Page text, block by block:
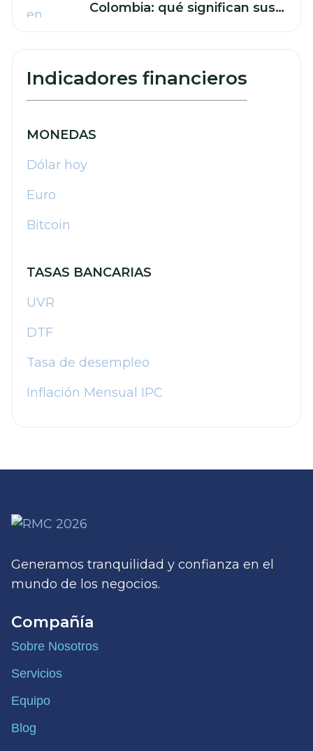
Colombia: qué significan sus
Indicadores financieros
MONEDAS
Dólar hoy
Euro
Bitcoin
TASAS BANCARIAS
UVR
DTF
Tasa de desempleo
Inflación Mensual IPC
Generamos tranquilidad y confianza en el
mundo de los negocios.
Compañía
Sobre Nosotros
Servicios
Equipo
Blog